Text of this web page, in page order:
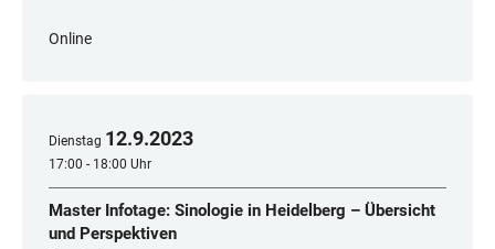
Online
Dienstag 12.9.2023
17:00 - 18:00 Uhr
Master Infotage: Sinologie in Heidelberg – Übersicht
und Perspektiven